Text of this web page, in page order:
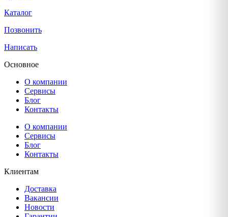
Каталог
Позвонить
Написать
Основное
О компании
Сервисы
Блог
Контакты
О компании
Сервисы
Блог
Контакты
Клиентам
Доставка
Вакансии
Новости